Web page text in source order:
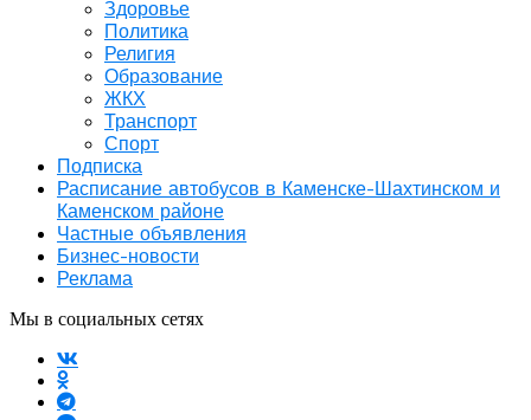
Здоровье
Политика
Религия
Образование
ЖКХ
Транспорт
Спорт
Подписка
Расписание автобусов в Каменске-Шахтинском и
Каменском районе
Частные объявления
Бизнес-новости
Реклама
Мы в социальных сетях